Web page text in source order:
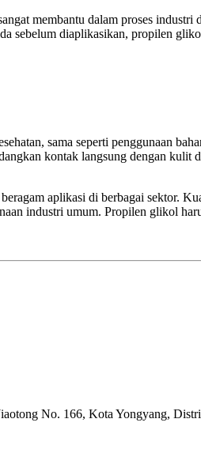
membantu dalam proses
sebelum diaplikasikan, propilen
sama seperti penggunaan
kontak langsung dengan
aplikasi di berbagai sektor.
industri umum. Propilen glikol
No. 166, Kota Yongyang,